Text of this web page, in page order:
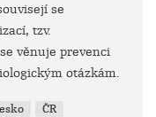
se
tzv.
věnuje prevenci
otázkám.
ČR